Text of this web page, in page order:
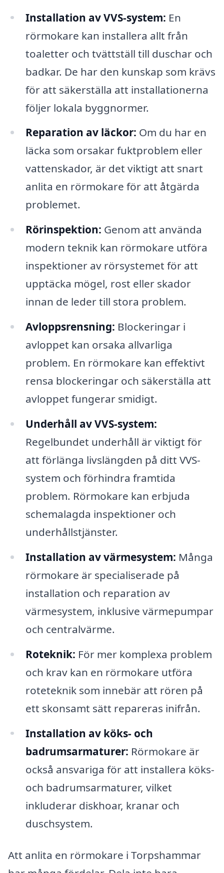
Installation av VVS-system: En
rörmokare kan installera allt från
toaletter och tvättställ till duschar och
badkar. De har den kunskap som krävs
för att säkerställa att installationerna
följer lokala byggnormer.
Reparation av läckor: Om du har en
läcka som orsakar fuktproblem eller
vattenskador, är det viktigt att snart
anlita en rörmokare för att åtgärda
problemet.
Rörinspektion: Genom att använda
modern teknik kan rörmokare utföra
inspektioner av rörsystemet för att
upptäcka mögel, rost eller skador
innan de leder till stora problem.
Avloppsrensning: Blockeringar i
avloppet kan orsaka allvarliga
problem. En rörmokare kan effektivt
rensa blockeringar och säkerställa att
avloppet fungerar smidigt.
Underhåll av VVS-system:
Regelbundet underhåll är viktigt för
att förlänga livslängden på ditt VVS-
system och förhindra framtida
problem. Rörmokare kan erbjuda
schemalagda inspektioner och
underhållstjänster.
Installation av värmesystem: Många
rörmokare är specialiserade på
installation och reparation av
värmesystem, inklusive värmepumpar
och centralvärme.
Roteknik: För mer komplexa problem
och krav kan en rörmokare utföra
roteteknik som innebär att rören på
ett skonsamt sätt repareras inifrån.
Installation av köks- och
badrumsarmaturer: Rörmokare är
också ansvariga för att installera köks-
och badrumsarmaturer, vilket
inkluderar diskhoar, kranar och
duschsystem.
Att anlita en rörmokare i Torpshammar